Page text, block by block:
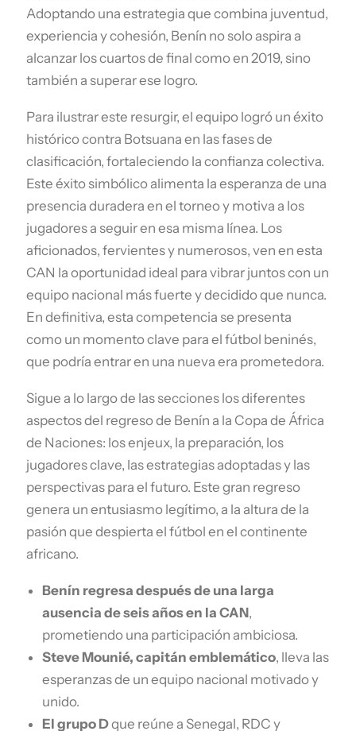
Adoptando una estrategia que combina juventud,
experiencia y cohesión, Benín no solo aspira a
alcanzar los cuartos de final como en 2019, sino
también a superar ese logro.
Para ilustrar este resurgir, el equipo logró un éxito
histórico contra Botsuana en las fases de
clasificación, fortaleciendo la confianza colectiva.
Este éxito simbólico alimenta la esperanza de una
presencia duradera en el torneo y motiva a los
jugadores a seguir en esa misma línea. Los
aficionados, fervientes y numerosos, ven en esta
CAN la oportunidad ideal para vibrar juntos con un
equipo nacional más fuerte y decidido que nunca.
En definitiva, esta competencia se presenta
como un momento clave para el fútbol beninés,
que podría entrar en una nueva era prometedora.
Sigue a lo largo de las secciones los diferentes
aspectos del regreso de Benín a la Copa de África
de Naciones: los enjeux, la preparación, los
jugadores clave, las estrategias adoptadas y las
perspectivas para el futuro. Este gran regreso
genera un entusiasmo legítimo, a la altura de la
pasión que despierta el fútbol en el continente
africano.
Benín regresa después de una larga
ausencia de seis años en la CAN,
prometiendo una participación ambiciosa.
Steve Mounié, capitán emblemático, lleva las
esperanzas de un equipo nacional motivado y
unido.
El grupo Dque reúne a Senegal, RDC y